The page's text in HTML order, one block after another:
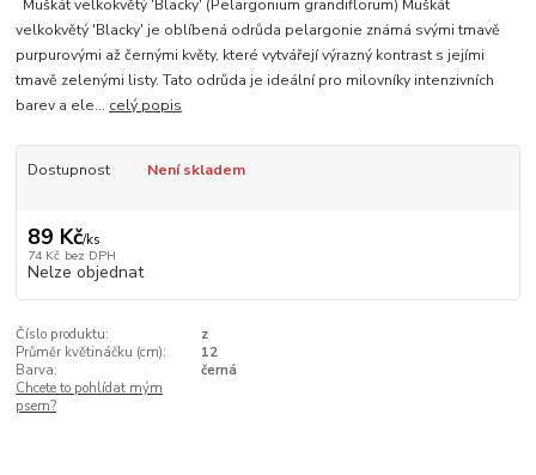
Muškát velkokvětý 'Blacky' (Pelargonium grandiflorum) Muškát
velkokvětý 'Blacky' je oblíbená odrůda pelargonie známá svými tmavě
purpurovými až černými květy, které vytvářejí výrazný kontrast s jejími
tmavě zelenými listy. Tato odrůda je ideální pro milovníky intenzivních
barev a ele... celý popis
Dostupnost Není skladem
89 Kč/ks
74 Kč bez DPH
Nelze objednat
Číslo produktu:
z
Průměr květináčku (cm):
12
Barva:
černá
Chcete to pohlídat mým
psem?